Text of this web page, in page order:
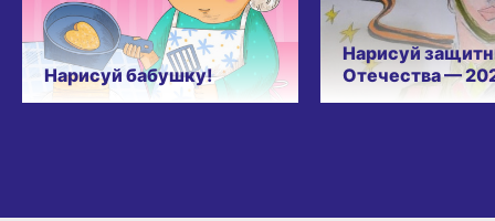
Нарисуй бабушку!
Нарисуй
Отечества —